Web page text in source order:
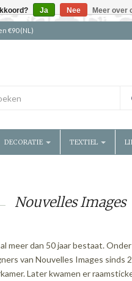
€90 (NL)
DECORATIE TEXTIEL
Nouvelles Images
meer dan 50 jaar bestaat.
van Nouvelles Images sinds
Later kwamen er
Ja Nee Meer over